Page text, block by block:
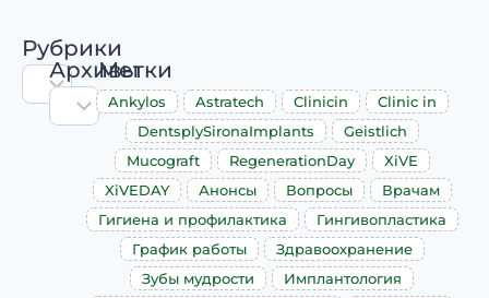
Рубрики
Архивы
Метки
Ankylos Astratech Clinicin
Clinic in
DentsplySironaImplants
Geistlich
Mucograft
RegenerationDay
XiVE
XiVEDAY
Анонсы Вопросы
Врачам
Гигиена и профилактика
Гингивопластика
График работы
Здравоохранение
Зубы мудрости
Имплантология